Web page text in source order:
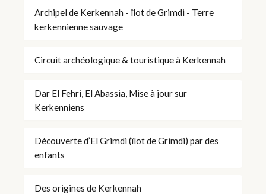
Archipel de Kerkennah - îlot de Grimdi - Terre
kerkennienne sauvage
Circuit archéologique & touristique à Kerkennah
Dar El Fehri, El Abassia, Mise à jour sur
Kerkenniens
Découverte d’El Grimdi (îlot de Grimdi) par des
enfants
Des origines de Kerkennah